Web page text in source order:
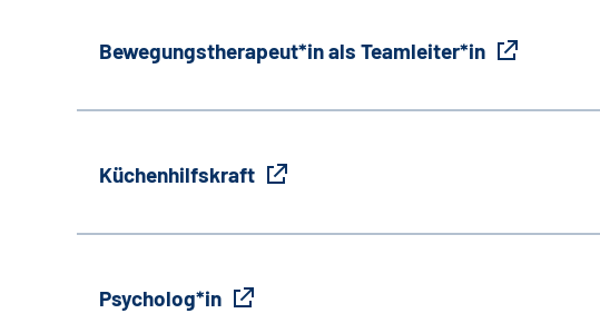
Bewegungstherapeut*in als Teamleiter*in
Küchenhilfskraft
Psycholog*in